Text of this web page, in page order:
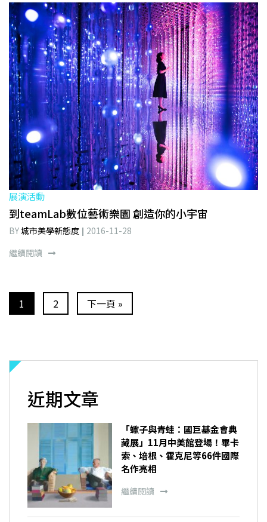
展演活動
到teamLab數位藝術樂園 創造你的小宇宙
BY城市美學新態度
2016-11-28
繼續閱讀
1 2 下一頁 »
近期文章
「蠍子與青蛙：國巨基金會典
藏展」11月中美館登場！畢卡
索、培根、霍克尼等66件國際
名作亮相
繼續閱讀